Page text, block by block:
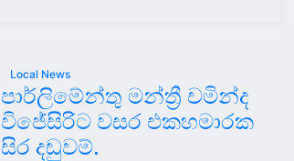
Local News
පාර්ලිමේන්තු මන්ත්‍රී චමින්ද
විජේසිරිට වසර එකහමාරක
සිර දඬුවම්.